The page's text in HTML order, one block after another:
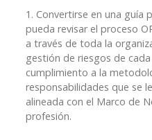
1. Convertirse en una guía
pueda revisar el proceso
a través de toda la
gestión de riesgos de
cumplimiento a la
responsabilidades que se
alineada con el Marco de
profesión.